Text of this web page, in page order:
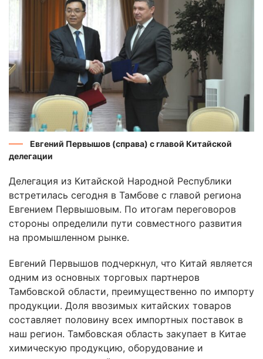
Евгений Первышов (справа) с главой Китайской
делегации
Делегация из Китайской Народной Республики
встретилась сегодня в Тамбове с главой региона
Евгением Первышовым. По итогам переговоров
стороны определили пути совместного развития
на промышленном рынке.
Евгений Первышов подчеркнул, что Китай является
одним из основных торговых партнеров
Тамбовской области, преимущественно по импорту
продукции. Доля ввозимых китайских товаров
составляет половину всех импортных поставок в
наш регион. Тамбовская область закупает в Китае
химическую продукцию, оборудование и